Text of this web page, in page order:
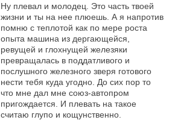
Ну плевал и молодец. Это часть твоей
жизни и ты на нее плюешь. А я напротив
помню с теплотой как по мере роста
опыта машина из дергающейся,
ревущей и глохнущей железяки
превращалась в поддатливого и
послушного железного зверя готового
нести тебя куда угодно. До сих пор то
что мне дал мне союз-автопром
пригождается. И плевать на такое
считаю глупо и кощунственно.